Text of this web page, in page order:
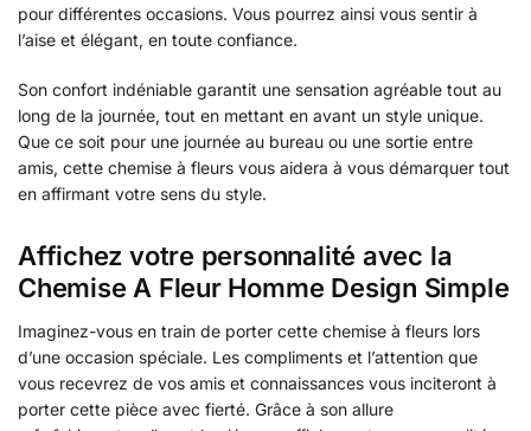
pour différentes occasions. Vous pourrez ainsi vous sentir à
l’aise et élégant, en toute confiance.
Son confort indéniable garantit une sensation agréable tout au
long de la journée, tout en mettant en avant un style unique.
Que ce soit pour une journée au bureau ou une sortie entre
amis, cette chemise à fleurs vous aidera à vous démarquer tout
en affirmant votre sens du style.
Affichez votre personnalité avec la
Chemise A Fleur Homme Design Simple
Imaginez-vous en train de porter cette chemise à fleurs lors
d’une occasion spéciale. Les compliments et l’attention que
vous recevrez de vos amis et connaissances vous inciteront à
porter cette pièce avec fierté. Grâce à son allure